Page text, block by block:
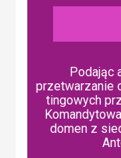
Podając
przetwarzanie
tin­go­wych
domen z